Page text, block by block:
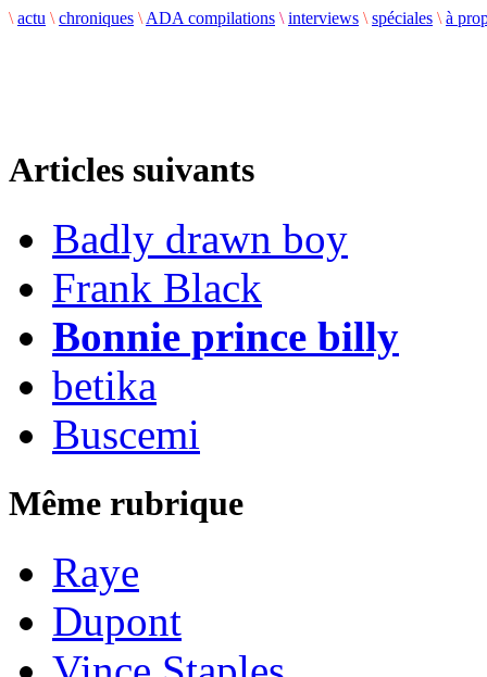
\ actu \ chroniques \ ADA compilations \ interviews \ spéciales \ à
Articles suivants
Badly drawn boy
Frank Black
Bonnie prince billy
betika
Buscemi
Même rubrique
Raye
Dupont